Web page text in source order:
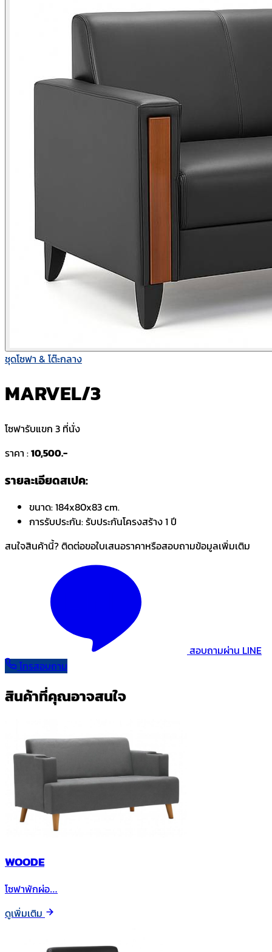
ชุดโซฟา & โต๊ะกลาง
MARVEL/3
โซฟารับแขก 3 ที่นั่ง
ราคา :10,500.-
รายละเอียดสเปค:
ขนาด:184x80x83 cm.
การรับประกัน:รับประกันโครงสร้าง 1 ปี
สนใจสินค้านี้? ติดต่อขอใบเสนอราคาหรือสอบถามข้อมูลเพิ่มเติม
สอบถามผ่าน LINE
โทรสอบถาม
สินค้าที่คุณอาจสนใจ
WOODE
โซฟาพักผ่อ…
ดูเพิ่มเติม